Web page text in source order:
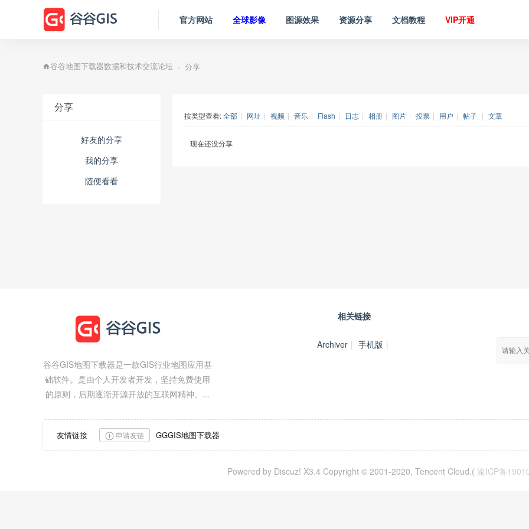
官方网站 全球影像 图源效果 资源分享 文档教程 VIP开通
谷谷地图下载器数据和技术交流论坛 › 分享
分享
好友的分享
我的分享
随便看看
按类型查看:全部 | 网址 | 视频 | 音乐 | Flash | 日志 | 相册 | 图片 | 投票 | 用户 | 帖子 | 文章
现在还没分享
谷谷GIS地图下载器是一款GIS行业地图应用基
础软件。是由个人开发者开发，坚持免费使用
的原则，后期逐渐开源开放的互联网精神。...
相关链接
Archiver | 手机版 |
友情链接 申请友链 GGGIS地图下载器
Powered by Discuz! X3.4 Copyright © 2001-2020, Tencent Cloud.( 渝ICP备